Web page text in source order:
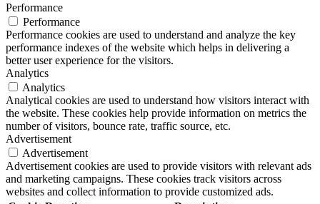
Performance
Performance
Performance cookies are used to understand and analyze the key
performance indexes of the website which helps in delivering a
better user experience for the visitors.
Analytics
Analytics
Analytical cookies are used to understand how visitors interact with
the website. These cookies help provide information on metrics the
number of visitors, bounce rate, traffic source, etc.
Advertisement
Advertisement
Advertisement cookies are used to provide visitors with relevant ads
and marketing campaigns. These cookies track visitors across
websites and collect information to provide customized ads.